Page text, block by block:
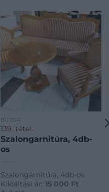
BÚTOR
139. tétel:
Szalongarnitúra, 4db-
os
Szalongarnitúra, 4db-os
Kikiáltási ár: 15 000 Ft